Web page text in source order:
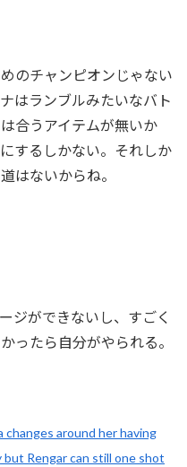
のチャンピオンじゃない
はランブルみたいなバト
合うアイテムが無いか
するしかない。それしか
はないからね。
ジができないし、すごく
ったら自分がやられる。
changes around her having
Rengar can still one shot